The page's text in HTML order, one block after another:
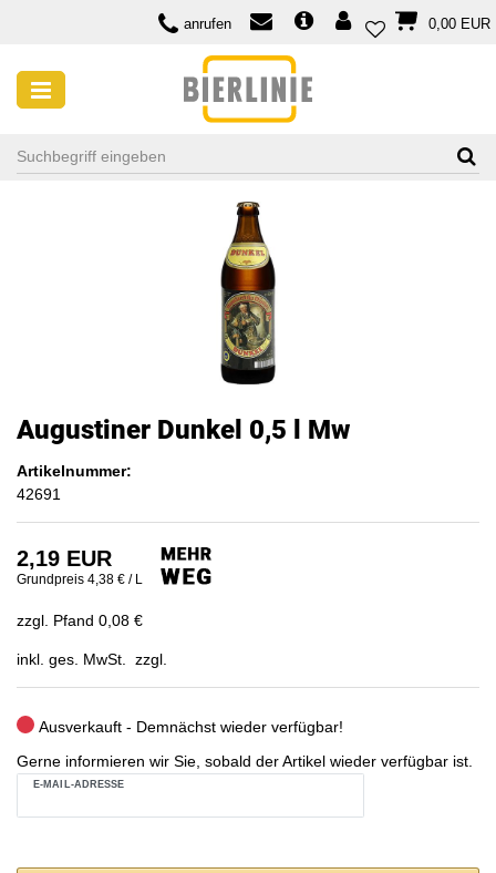
anrufen 0,00 EUR
Augustiner Dunkel 0,5 l Mw
Artikelnummer:
42691
2,19 EUR
Grundpreis 4,38 € / L
zzgl. Pfand 0,08 €
inkl. ges. MwSt. zzgl.
Ausverkauft - Demnächst wieder verfügbar!
Gerne informieren wir Sie, sobald der Artikel wieder verfügbar ist.
E-MAIL-ADRESSE